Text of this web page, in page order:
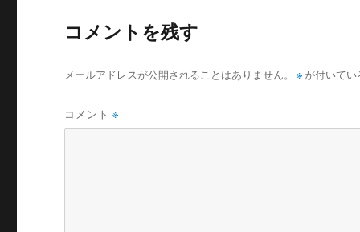
コメントを残す
メールアドレスが公開されることはありません。 ※ が付いて
コメント※